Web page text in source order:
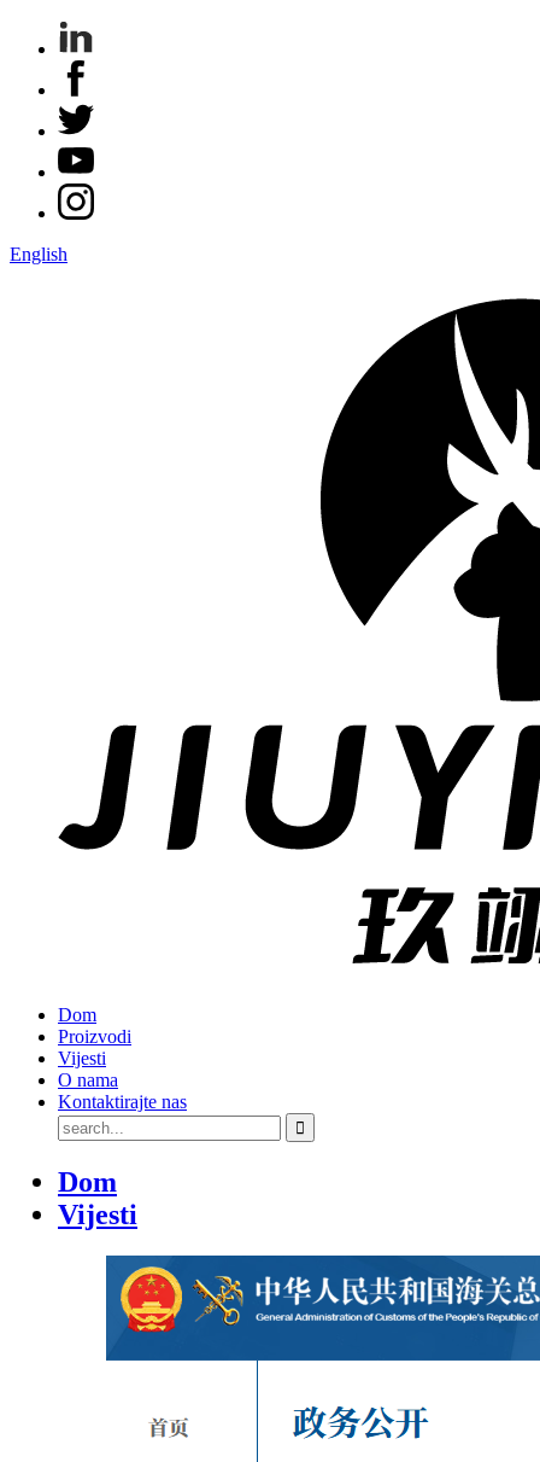
English
Dom
Proizvodi
Vijesti
O nama
Kontaktirajte nas
Dom
Vijesti